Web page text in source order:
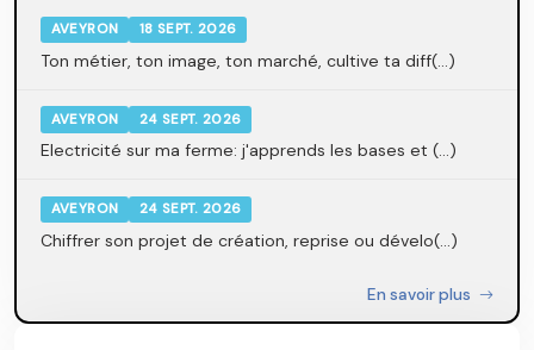
AVEYRON 18 SEPT. 2026
Ton métier, ton image, ton marché, cultive ta diff(...)
AVEYRON 24 SEPT. 2026
Electricité sur ma ferme: j'apprends les bases et (...)
AVEYRON 24 SEPT. 2026
Chiffrer son projet de création, reprise ou dévelo(...)
En savoir plus